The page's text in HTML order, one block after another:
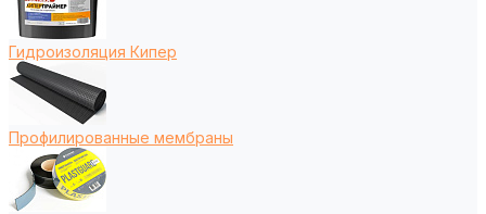
Гидроизоляция Кипер
Профилированные мембраны